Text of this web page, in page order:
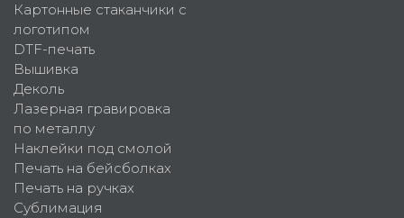
Картонные стаканчики с
логотипом
DTF-печать
Вышивка
Деколь
Лазерная гравировка
по металлу
Наклейки под смолой
Печать на бейсболках
Печать на ручках
Сублимация